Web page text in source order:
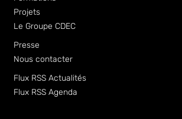
Projets
Le Groupe CDEC
Presse
Nous contacter
Flux RSS Actualités
Flux RSS Agenda